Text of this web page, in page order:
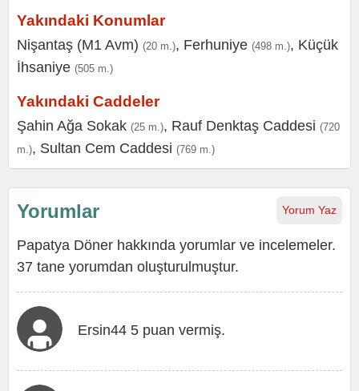
Yakındaki Konumlar
Nişantaş (M1 Avm) (20 m.), Ferhuniye (498 m.), Küçük
İhsaniye (505 m.)
Yakındaki Caddeler
Şahin Ağa Sokak (25 m.), Rauf Denktaş Caddesi (720
m.), Sultan Cem Caddesi (769 m.)
Yorum Yaz
Yorumlar
Papatya Döner hakkında yorumlar ve incelemeler.
37 tane yorumdan oluşturulmuştur.
Ersin44 5 puan vermiş.